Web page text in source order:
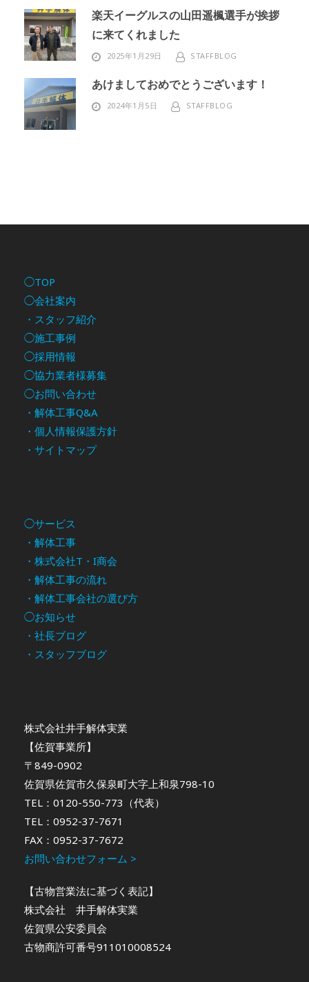
楽天イーグルスの山田遥楓選手が挨拶
に来てくれました
2025年1月29日 STAFFBLOG
あけましておめでとうございます！
2024年1月5日 STAFFBLOG
◯TOP
◯会社案内
・スタッフ紹介
◯施工事例
◯採用情報
◯協力業者様募集
◯お問い合わせ
・解体工事Q&A
・個人情報保護方針
・サイトマップ
◯サービス
・解体工事
・株式会社T・I商会
・解体工事の流れ
・解体工事会社の選び方
◯お知らせ
・社長ブログ
・スタッフブログ
株式会社井手解体実業
【佐賀事業所】
〒849-0902
佐賀県佐賀市久保泉町大字上和泉798-10
TEL：0120-550-773（代表）
TEL：0952-37-7671
FAX：0952-37-7672
お問い合わせフォーム >
【古物営業法に基づく表記】
株式会社 井手解体実業
佐賀県公安委員会
古物商許可番号911010008524